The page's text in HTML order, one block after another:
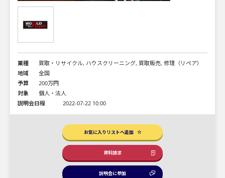
業種
買取・リサイクル, ハウスクリーニング, 買取販売, 修理（リペア）
地域
全国
予算
200万円
対象
個人・法人
説明会日程
2022-07-22 10:00
お気に入りリストへ追加
資料請求
説明会に参加